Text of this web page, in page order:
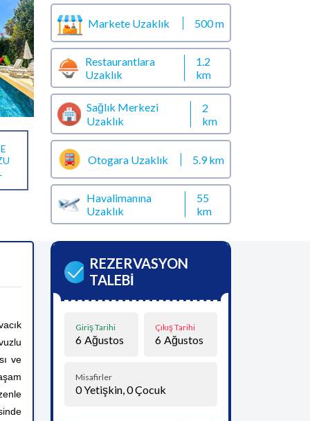
Markete Uzaklık 500 m
Restaurantlara
Uzaklık
1.2
km
Sağlık Merkezi
Uzaklık
2
km
Otogara Uzaklık 5.9 km
Havalimanına
Uzaklık
55
km
ve
REZERVASYON
TALEBİ
Giriş Tarihi
6 Ağustos
Çıkış Tarihi
6 Ağustos
Misafirler
0Yetişkin,0Çocuk